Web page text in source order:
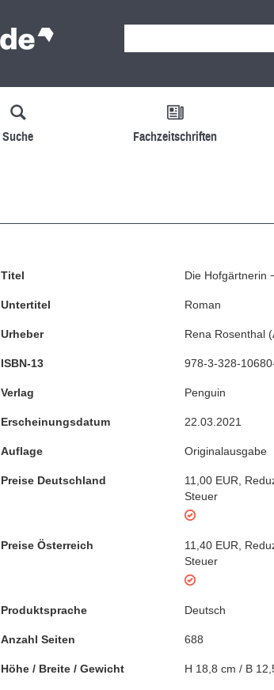
Suche Fachzeitschriften
Titel Die Hofgärtnerin
Untertitel Roman
Urheber Rena Rosenthal (
ISBN-13 978-3-328-
Verlag Penguin
Erscheinungsdatum 22.03.2021
Auflage Originalausgabe
Preise Deutschland 11,00 EUR
Steuer
Preise Österreich 11,40 EUR
Steuer
Produktsprache Deutsch
Anzahl Seiten 688
Höhe / Breite / Gewicht H 18,8 cm / B